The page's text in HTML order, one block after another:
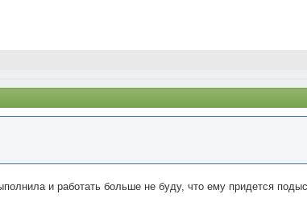
и работать больше не буду, что ему придется